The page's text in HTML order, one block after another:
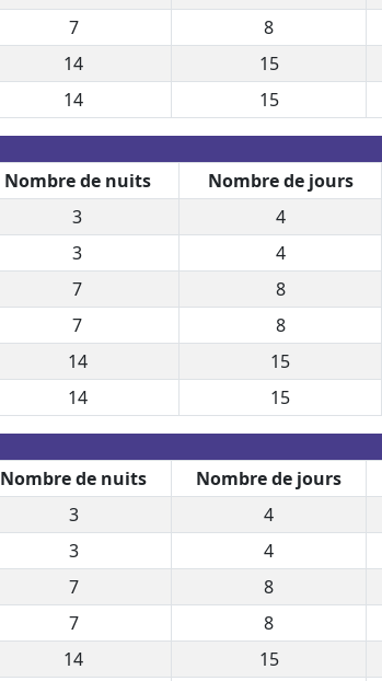
7
8
14
15
14
15
Nombre de nuits Nombre de jours
3
4
3
4
7
8
7
8
14
15
14
15
Nombre de nuits Nombre de jours
3
4
3
4
7
8
7
8
14
15